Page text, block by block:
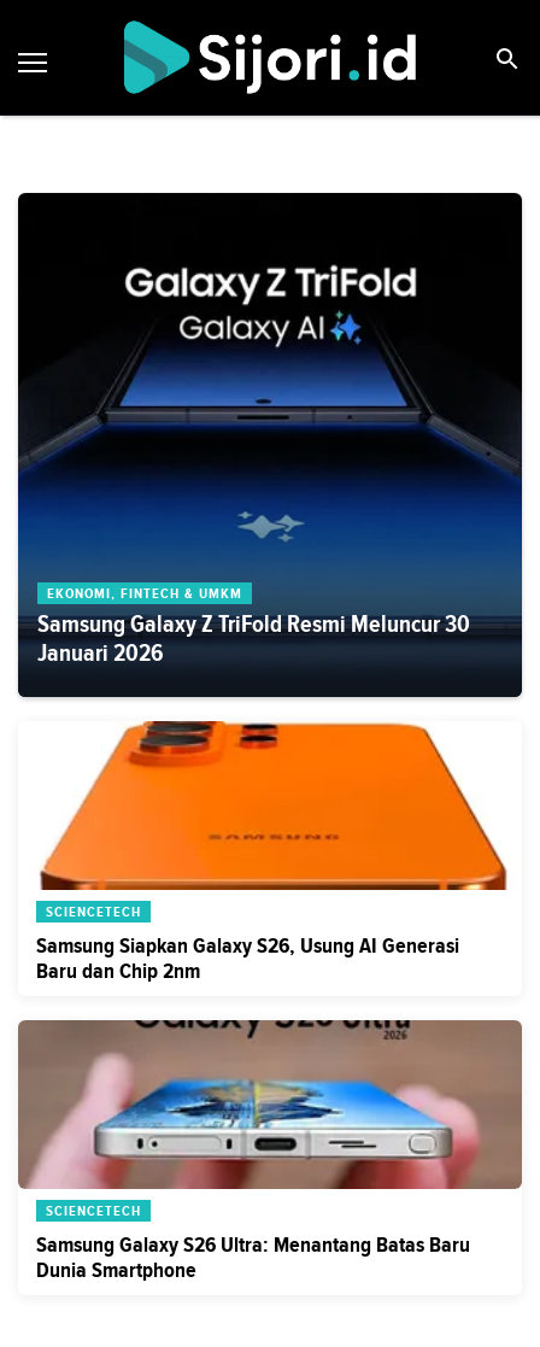
EKONOMI, FINTECH & UMKM
Samsung Galaxy Z TriFold Resmi Meluncur 30
Januari 2026
SCIENCETECH
Samsung Siapkan Galaxy S26, Usung AI Generasi
Baru dan Chip 2nm
SCIENCETECH
Samsung Galaxy S26 Ultra: Menantang Batas Baru
Dunia Smartphone